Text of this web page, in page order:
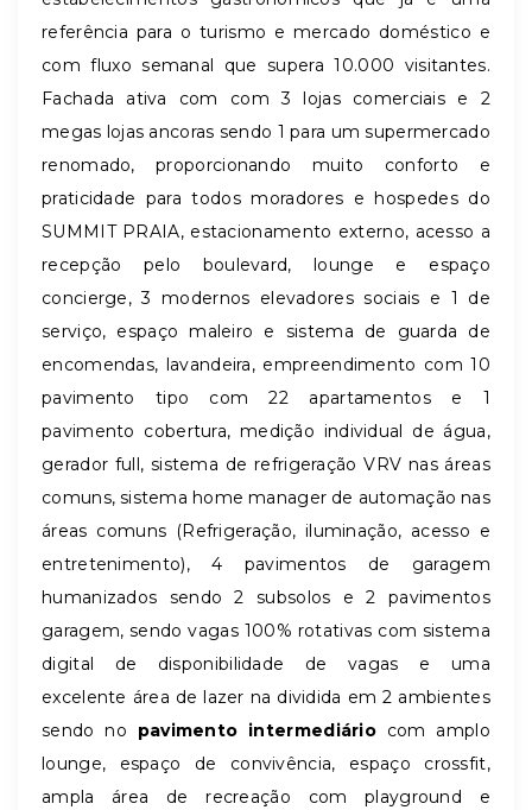
referência para o turismo e mercado doméstico e
com fluxo semanal que supera 10.000 visitantes.
Fachada ativa com com 3 lojas comerciais e 2
megas lojas ancoras sendo 1 para um supermercado
renomado, proporcionando muito conforto e
praticidade para todos moradores e hospedes do
SUMMIT PRAIA, estacionamento externo, acesso a
recepção pelo boulevard, lounge e espaço
concierge, 3 modernos elevadores sociais e 1 de
serviço, espaço maleiro e sistema de guarda de
encomendas, lavandeira, empreendimento com 10
pavimento tipo com 22 apartamentos e 1
pavimento cobertura, medição individual de água,
gerador full, sistema de refrigeração VRV nas áreas
comuns, sistema home manager de automação nas
áreas comuns (Refrigeração, iluminação, acesso e
entretenimento), 4 pavimentos de garagem
humanizados sendo 2 subsolos e 2 pavimentos
garagem, sendo vagas 100% rotativas com sistema
digital de disponibilidade de vagas e uma
excelente área de lazer na dividida em 2 ambientes
sendo no pavimento intermediário com amplo
lounge, espaço de convivência, espaço crossfit,
ampla área de recreação com playground e